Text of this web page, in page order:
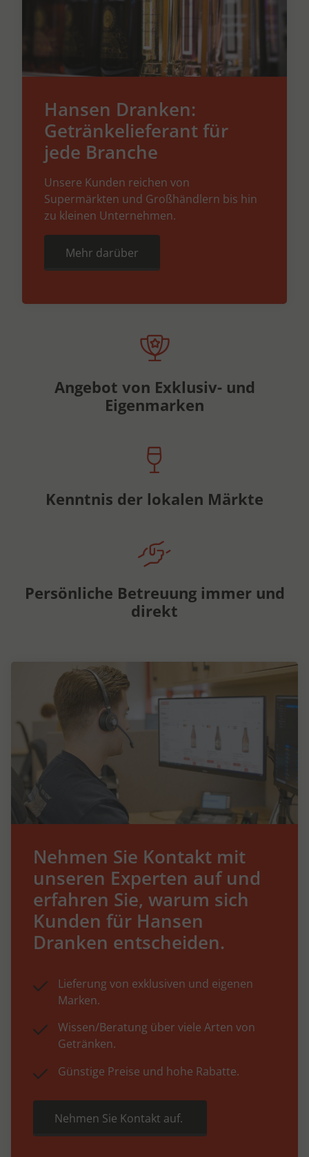
Hansen Dranken:
Getränkelieferant für
jede Branche
Unsere Kunden reichen von
Supermärkten und Großhändlern bis hin
zu kleinen Unternehmen.
Mehr darüber
Angebot von Exklusiv- und
Eigenmarken
Kenntnis der lokalen Märkte
Persönliche Betreuung immer und
direkt
Nehmen Sie Kontakt mit
unseren Experten auf und
erfahren Sie, warum sich
Kunden für Hansen
Dranken entscheiden.
Lieferung von exklusiven und eigenen
Marken.
Wissen/Beratung über viele Arten von
Getränken.
Günstige Preise und hohe Rabatte.
Nehmen Sie Kontakt auf.